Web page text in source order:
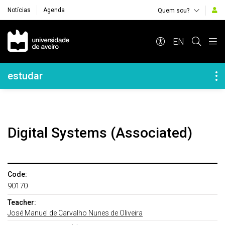
Notícias Agenda Quem sou?
Navegação Principal
EN
Navegação Lateral
estudar
Digital Systems (Associated)
Code:
90170
Teacher:
José Manuel de Carvalho Nunes de Oliveira